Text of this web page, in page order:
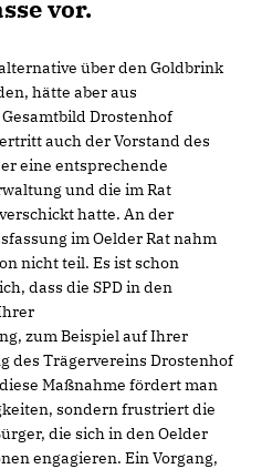
vor.
über den Goldbrink
hätte aber aus
Drostenhof
auch der Vorstand des
eine entsprechende
und die im Rat
hatte. An der
im Oelder Rat nahm
nicht teil. Es ist schon
dass die SPD in den
zum Beispiel auf Ihrer
des Trägervereins Drostenhof
Maßnahme fördert man
sondern frustriert die
die sich in den Oelder
engagieren. Ein Vorgang,